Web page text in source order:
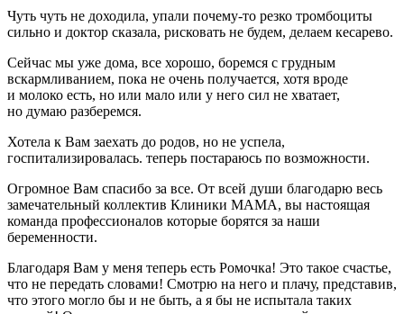
Чуть чуть не доходила, упали почему-то резко тромбоциты
сильно и доктор сказала, рисковать не будем, делаем кесарево.
Сейчас мы уже дома, все хорошо, боремся с грудным
вскармливанием, пока не очень получается, хотя вроде
и молоко есть, но или мало или у него сил не хватает,
но думаю разберемся.
Хотела к Вам заехать до родов, но не успела,
госпитализировалась. теперь постараюсь по возможности.
Огромное Вам спасибо за все. От всей души благодарю весь
замечательный коллектив Клиники МАМА, вы настоящая
команда профессионалов которые борятся за наши
беременности.
Благодаря Вам у меня теперь есть Ромочка! Это такое счастье,
что не передать словами! Смотрю на него и плачу, представив,
что этого могло бы и не быть, а я бы не испытала таких